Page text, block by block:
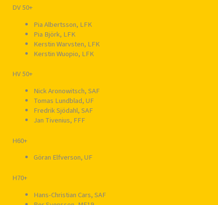
DV 50+
Pia Albertsson, LFK
Pia Björk, LFK
Kerstin Warvsten, LFK
Kerstin Wuopio, LFK
HV 50+
Nick Aronowitsch, SAF
Tomas Lundblad, UF
Fredrik Sjödahl, SAF
Jan Tivenius, FFF
H60+
Göran Elfverson, UF
H70+
Hans-Christian Cars, SAF